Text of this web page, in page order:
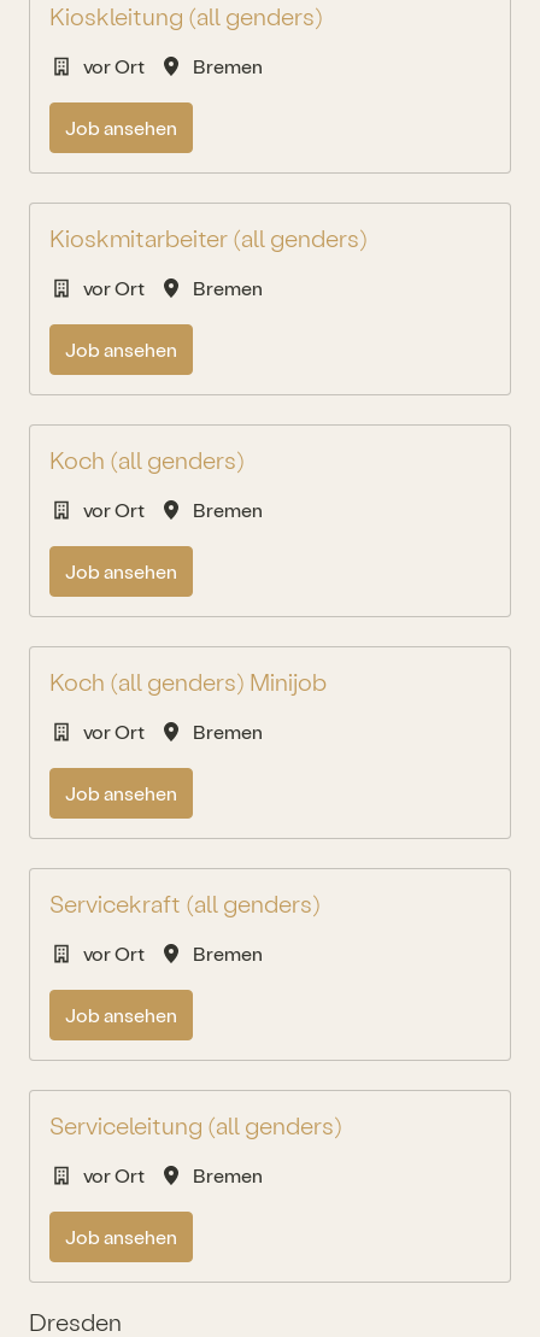
Kioskleitung (all genders)
vor Ort Bremen
Job ansehen
Kioskmitarbeiter (all genders)
vor Ort Bremen
Job ansehen
Koch (all genders)
vor Ort Bremen
Job ansehen
Koch (all genders) Minijob
vor Ort Bremen
Job ansehen
Servicekraft (all genders)
vor Ort Bremen
Job ansehen
Serviceleitung (all genders)
vor Ort Bremen
Job ansehen
Dresden